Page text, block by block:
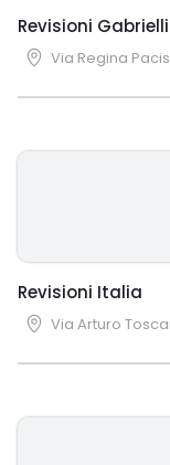
Revisioni
Via Regina
Revisioni Italia
Via Arturo